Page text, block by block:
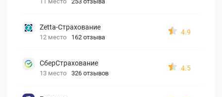
Zetta-Страхование
12 место 162 отзыва
4.9
СберСтрахование
13 место 326 отзывов
4.5